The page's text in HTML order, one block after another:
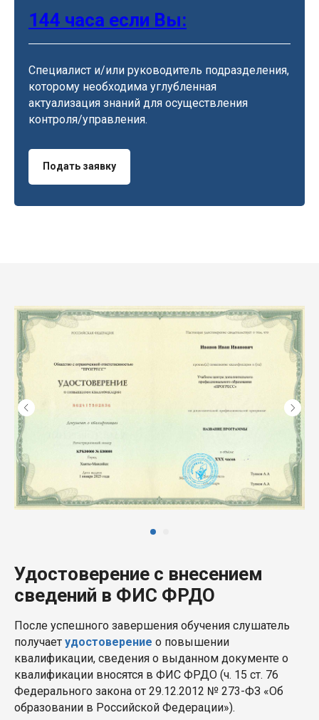
144 часа если Вы:
Специалист и/или руководитель подразделения,
которому необходима углубленная
актуализация знаний для осуществления
контроля/управления.
Подать заявку
Удостоверение с внесением
сведений в ФИС ФРДО
После успешного завершения обучения слушатель
получает удостоверение о повышении
квалификации, сведения о выданном документе о
квалификации вносятся в ФИС ФРДО (ч. 15 ст. 76
Федерального закона от 29.12.2012 № 273-ФЗ «Об
образовании в Российской Федерации»).